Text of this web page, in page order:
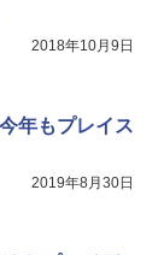
2018年10月9日
年もプレイス
2019年8月30日